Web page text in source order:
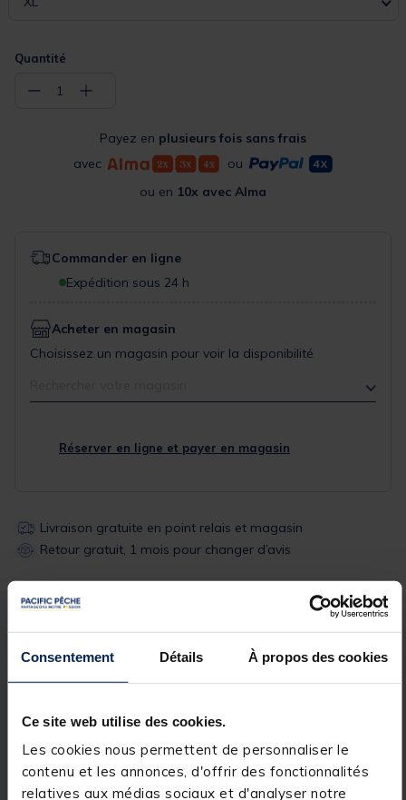
Consentement Détails À propos des cookies
Ce site web utilise des cookies.
Les cookies nous permettent de personnaliser le
contenu et les annonces, d'offrir des fonctionnalités
relatives aux médias sociaux et d'analyser notre
Quantité
− 1 +
Payez en plusieurs fois sans frais
avec
ou
ou en 10x avec Alma
Commander en ligne
Expédition sous 24 h
Acheter en magasin
Choisissez un magasin pour voir la disponibilité
Réserver en ligne et payer en magasin
Livraison gratuite en point relais et magasin
Retour gratuit, 1 mois pour changer d’avis
Description Spécifications
Description
LeWader Aquatrekk Respirant Bottes Rockfinest
conçu pour offrir confort, légèreté et résistance lors